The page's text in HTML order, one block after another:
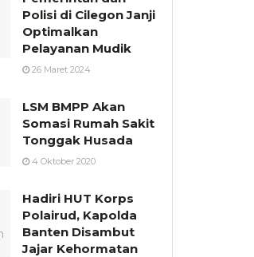
Polisi di Cilegon Janji
Optimalkan
Pelayanan Mudik
26 Maret 2024
LSM BMPP Akan
Somasi Rumah Sakit
Tonggak Husada
4 Oktober 2020
Hadiri HUT Korps
Polairud, Kapolda
Banten Disambut
Jajar Kehormatan